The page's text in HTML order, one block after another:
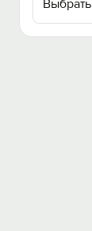
Выбрать